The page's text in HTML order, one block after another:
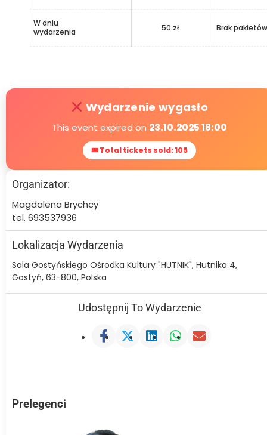
W dniu
wydarzenia
50 zł Brak pakietów
Wydarzenie wygasło
This event expired on 23.10.2025 18:00
🎟 Total tickets sold: 105
Organizator:
Magdalena Brychcy
tel. 693537936
Lokalizacja Wydarzenia
Sala Gostyńskiego Ośrodka Kultury "HUTNIK", Hutnika 4,
Gostyń, 63-800, Polska
Udostępnij To Wydarzenie
Prelegenci